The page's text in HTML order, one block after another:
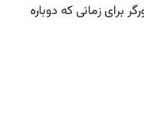
برای زمانی که دوباره